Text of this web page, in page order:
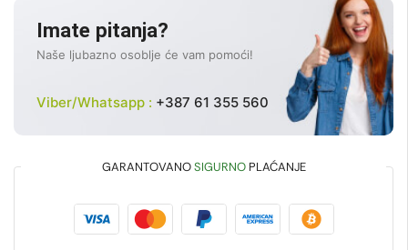
Imate pitanja?
Naše ljubazno osoblje će vam pomoći!
Viber/Whatsapp : +387 61 355 560
GARANTOVANOSIGURNOPLAĆANJE